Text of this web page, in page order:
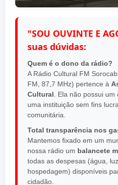
"SOU OUVINTE E
suas dúvidas:
Quem é o dono da rádio?
A Rádio Cultural FM
FM, 87,7 MHz) pertence à
Cultural . Ela não possui
uma instituição sem fins
comunitária.
Total transparência nos
Mantemos fixado em um
nossa rádio um balancete
todas as despesas (água,
hospedagem) disponíveis
cidadão.